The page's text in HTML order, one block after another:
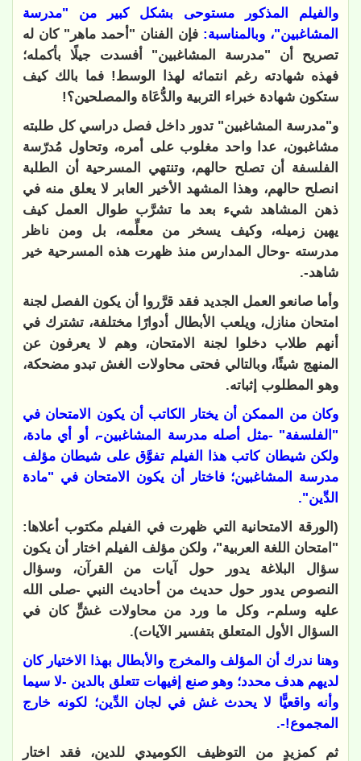
والفيلم المذكور مستوحى بشكل كبير من "مدرسة
المشاغبين"، وبالمناسبة: فإن الفنان "أحمد ماهر" كان له
تصريح أن "مدرسة المشاغبين" أفسدت جيلًا بأكمله؛
فهذه شهادته رغم انتمائه لهذا الوسط! فما بالك كيف
ستكون شهادة خبراء التربية والدُّعَاة والمصلحين؟!
و"مدرسة المشاغبين" تدور داخل فصل دراسي كل طلبته
مشاغبون، عدا واحد مغلوب على أمره، وتحاول مُدرّسة
الفلسفة أن تصلح حالهم، وتنتهي المسرحية أن الطلبة
انصلح حالهم، وهذا المشهد الأخير العابر لا يعلق منه في
ذهن المشاهد شيء بعد ما تشرَّب طوال العمل كيف
يهين زميله، وكيف يسخر من معلِّمه، بل ومن ناظر
مدرسته -وحال المدارس منذ ظهرت هذه المسرحية خير
شاهد-.
وأما صانعو العمل الجديد فقد قرَّروا أن يكون الفصل لجنة
امتحان منازل، ويلعب الأبطال أدوارًا مختلفة، تشترك في
أنهم طلاب دخلوا لجنة الامتحان، وهم لا يعرفون عن
المنهج شيئًا، وبالتالي فحتى محاولات الغش تبدو مضحكة،
وهو المطلوب إثباته.
وكان من الممكن أن يختار الكاتب أن يكون الامتحان في
"الفلسفة" -مثل أصله مدرسة المشاغبين-، أو أي مادة،
ولكن شيطان كاتب هذا الفيلم تفوَّق على شيطان مؤلف
مدرسة المشاغبين؛ فاختار أن يكون الامتحان في "مادة
الدِّين".
(الورقة الامتحانية التي ظهرت في الفيلم مكتوب أعلاها:
"امتحان اللغة العربية"، ولكن مؤلف الفيلم اختار أن يكون
سؤال البلاغة يدور حول آيات من القرآن، وسؤال
النصوص يدور حول حديث من أحاديث النبي -صلى الله
عليه وسلم-، وكل ما ورد من محاولات غشٍّ كان في
السؤال الأول المتعلق بتفسير الآيات).
وهنا ندرك أن المؤلف والمخرج والأبطال بهذا الاختيار كان
لديهم هدف محدد؛ وهو صنع إفيهات تتعلق بالدين -لا سيما
وأنه واقعيًّا لا يحدث غش في لجان الدِّين؛ لكونه خارج
المجموع!-.
ثم كمزيدٍ من التوظيف الكوميدي للدين، فقد اختار